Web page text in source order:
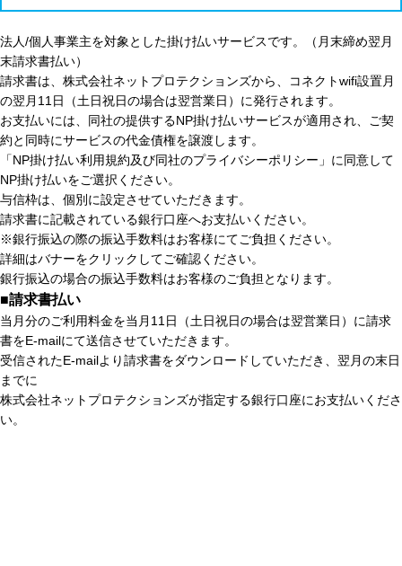
法人/個人事業主を対象とした掛け払いサービスです。（月末締め翌月
末請求書払い）
請求書は、株式会社ネットプロテクションズから、コネクトwifi設置月
の翌月11日（土日祝日の場合は翌営業日）に発行されます。
お支払いには、同社の提供するNP掛け払いサービスが適用され、ご契
約と同時にサービスの代金債権を譲渡します。
「NP掛け払い利用規約及び同社のプライバシーポリシー」に同意して
NP掛け払いをご選択ください。
与信枠は、個別に設定させていただきます。
請求書に記載されている銀行口座へお支払いください。
※銀行振込の際の振込手数料はお客様にてご負担ください。
詳細はバナーをクリックしてご確認ください。
銀行振込の場合の振込手数料はお客様のご負担となります。
■請求書払い
当月分のご利用料金を当月11日（土日祝日の場合は翌営業日）に請求
書をE-mailにて送信させていただきます。
受信されたE-mailより請求書をダウンロードしていただき、翌月の末日
までに
株式会社ネットプロテクションズが指定する銀行口座にお支払いくださ
い。